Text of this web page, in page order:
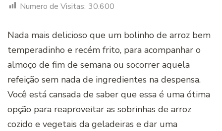
Numero de Visitas: 30.600
Nada mais delicioso que um bolinho de arroz bem
temperadinho e recém frito, para acompanhar o
almoço de fim de semana ou socorrer aquela
refeição sem nada de ingredientes na despensa.
Você está cansada de saber que essa é uma ótima
opção para reaproveitar as sobrinhas de arroz
cozido e vegetais da geladeiras e dar uma